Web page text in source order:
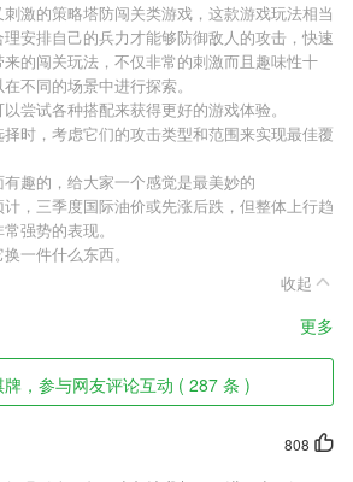
激的策略塔防闯关类游戏，这款游戏玩法相当
安排自己的兵力才能够防御敌人的攻击，快速
的闯关玩法，不仅非常的刺激而且趣味性十
不同的场景中进行探索。
尝试各种搭配来获得更好的游戏体验。
时，考虑它们的攻击类型和范围来实现最佳覆
趣的，给大家一个感觉是最美妙的
，三季度国际油价或先涨后跌，但整体上行趋
强势的表现。
一件什么东西。
收起
更多
，参与网友评论互动 ( 287 条 )
808